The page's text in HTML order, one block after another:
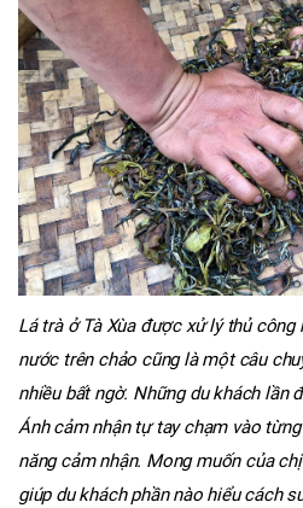
Lá trà ở Tà Xùa được xử lý thủ công
nước trên chảo cũng là một câu
nhiều bất ngờ. Những du khách lần
Ánh cảm nhận tự tay chạm vào
năng cảm nhận. Mong muốn của
giúp du khách phần nào hiểu cách